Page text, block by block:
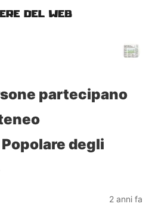
partecipano
degli
2 anni fa